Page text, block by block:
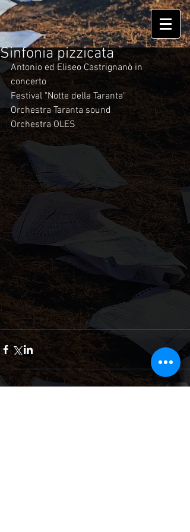
Sinfonia pizzicata
Antonio ed Eliseo Castrignanò in
concerto
Festival "Notte della Taranta"
Orchestra Taranta sound
Orchestra OLES